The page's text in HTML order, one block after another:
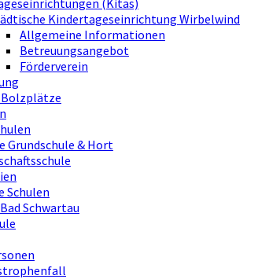
Kindertageseinrichtung Wirbelwind
Allgemeine Informationen
Betreuungsangebot
Förderverein
Grundschule & Hort
Schulen
Schwartau